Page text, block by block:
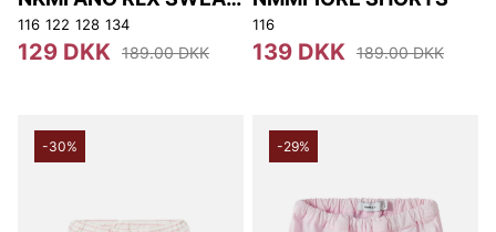
SHORTS UNB
116 122 128 134
129 DKK 189.00 DKK
116
139 DKK 189.00 DKK
-30% -29%